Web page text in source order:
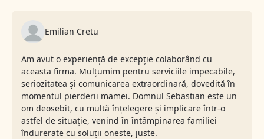
Emilian Cretu
Am avut o experiență de excepție colaborând cu
aceasta firma. Mulțumim pentru serviciile impecabile,
seriozitatea și comunicarea extraordinară, dovedită în
momentul pierderii mamei. Domnul Sebastian este un
om deosebit, cu multă înțelegere și implicare într-o
astfel de situație, venind în întâmpinarea familiei
îndurerate cu soluții oneste, juste.